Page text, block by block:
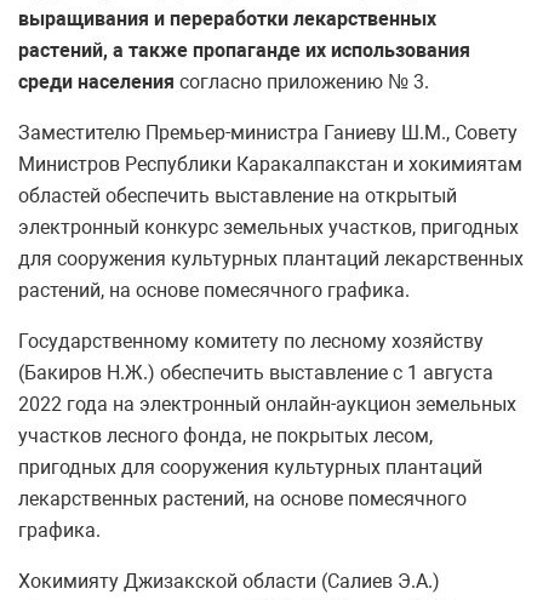
выращивания и переработки лекарственных
растений, а также пропаганде их использования
среди населения согласно приложению № 3.
Заместителю Премьер-министра Ганиеву Ш.М., Совету
Министров Республики Каракалпакстан и хокимиятам
областей обеспечить выставление на открытый
электронный конкурс земельных участков, пригодных
для сооружения культурных плантаций лекарственных
растений, на основе помесячного графика.
Государственному комитету по лесному хозяйству
(Бакиров Н.Ж.) обеспечить выставление с 1 августа
2022 года на электронный онлайн-аукцион земельных
участков лесного фонда, не покрытых лесом,
пригодных для сооружения культурных плантаций
лекарственных растений, на основе помесячного
графика.
Хокимияту Джизакской области (Салиев Э.А.)